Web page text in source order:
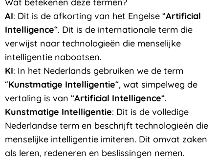
AI: Dit is de afkorting van het Engelse “Artificial
Intelligence“. Dit is de internationale term die
verwijst naar technologieën die menselijke
intelligentie nabootsen.
KI: In het Nederlands gebruiken we de term
“Kunstmatige Intelligentie“, wat simpelweg de
vertaling is van “Artificial Intelligence“.
Kunstmatige Intelligentie: Dit is de volledige
Nederlandse term en beschrijft technologieën die
menselijke intelligentie imiteren. Dit omvat zaken
als leren, redeneren en beslissingen nemen.